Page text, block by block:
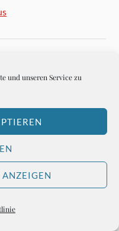
und unseren Service zu
Peter Drucker